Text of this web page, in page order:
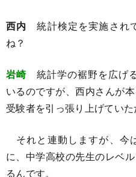
西内統計検定を実施され
ね？
岩崎 統計学の裾野を広げ
いるのですが、西内さんが
受験者を引っ張り上げていた
それと連動しますが、今
に、中学高校の先生のレベ
るんです。